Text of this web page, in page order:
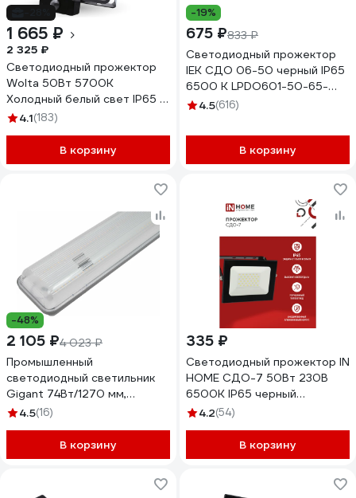
1 665 ₽
2 325 ₽
Светодиодный прожектор
Wolta 50Вт 5700К
Холодный белый свет IP65 с
датчиком движения 4500 лм
4.1(183)
В корзину
-19%
675 ₽833 ₽
Светодиодный прожектор
IEK СДО 06-50 черный IP65
6500 K LPDO601-50-65-
K024.5(616)
В корзину
-48%
2 105 ₽4 023 ₽
Промышленный
светодиодный светильник
Gigant 74Вт/1270 мм,
Прозрачный 9500Лм IP65
4.5(16)
В корзину
335 ₽
Светодиодный прожектор IN
HOME СДО-7 50Вт 230В
6500К IP65 черный
4690612034638
4.2(54)
В корзину